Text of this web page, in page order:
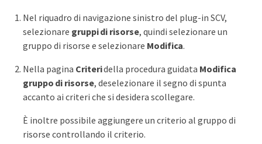
Nel riquadro di navigazione sinistro del plug-in SCV,
selezionare gruppi di risorse, quindi selezionare un
gruppo di risorse e selezionare Modifica.
Nella pagina Criteridella procedura guidata Modifica
gruppo di risorse, deselezionare il segno di spunta
accanto ai criteri che si desidera scollegare.
È inoltre possibile aggiungere un criterio al gruppo di
risorse controllando il criterio.